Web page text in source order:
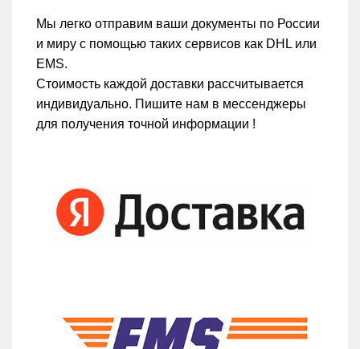
Мы легко отправим ваши документы по России
и миру с помощью таких сервисов как DHL или
EMS.
Стоимость каждой доставки рассчитывается
индивидуально. Пишите нам в мессенджеры
для получения точной информации !